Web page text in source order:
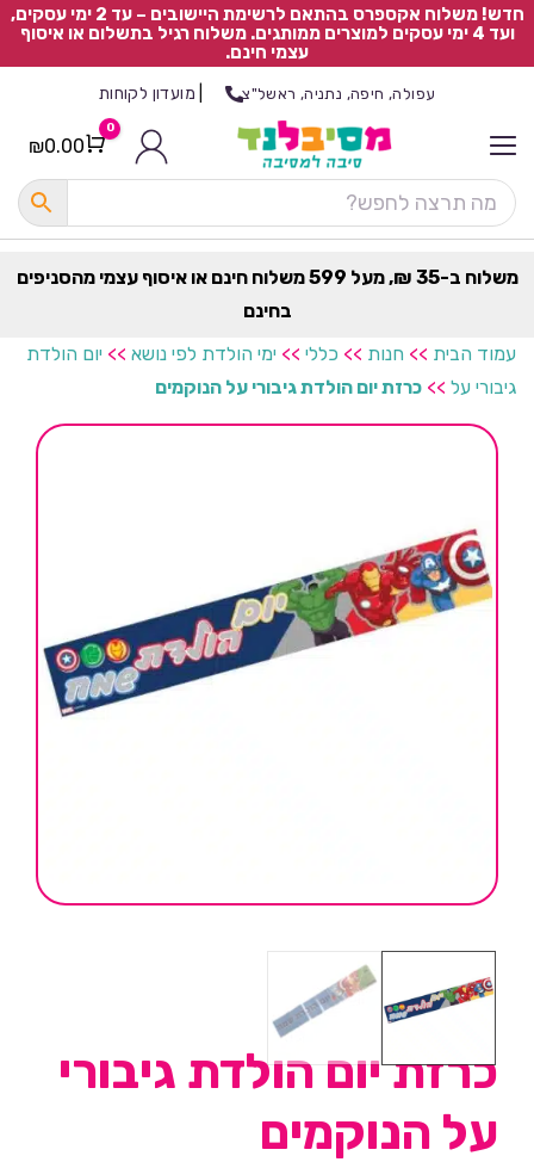
חדש! משלוח אקספרס בהתאם לרשימת היישובים – עד 2 ימי עסקים,
ועד 4 ימי עסקים למוצרים ממותגים. משלוח רגיל בתשלום או איסוף
עצמי חינם.
עפולה, חיפה, נתניה, ראשל"צ מועדון לקוחות
Cart
0
₪0.00
משלוח ב-35 ₪, מעל 599 משלוח חינם או איסוף עצמי מהסניפים
בחינם
עמוד הבית >> חנות >> כללי >> ימי הולדת לפי נושא >> יום הולדת
גיבורי על >> כרזת יום הולדת גיבורי על הנוקמים
כרזת יום הולדת גיבורי
על הנוקמים